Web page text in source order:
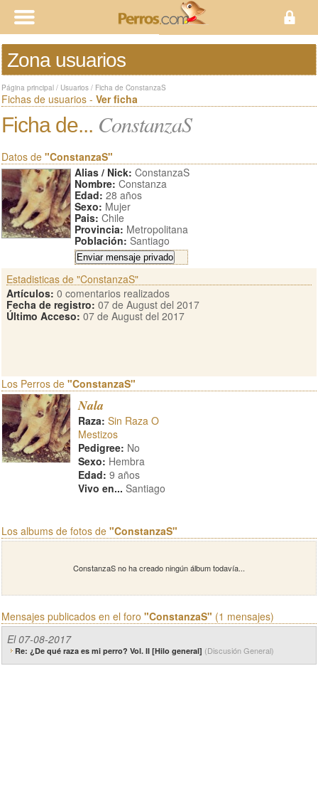
Zona usuarios
Página principal / Usuarios / Ficha de ConstanzaS
Fichas de usuarios - Ver ficha
Ficha de... ConstanzaS
Datos de "ConstanzaS"
Alias / Nick: ConstanzaS
Nombre: Constanza
Edad: 28 años
Sexo: Mujer
Pais: Chile
Provincia: Metropolitana
Población: Santiago
Estadisticas de "ConstanzaS"
Artículos: 0 comentarios realizados
Fecha de registro: 07 de August del 2017
Último Acceso: 07 de August del 2017
Los Perros de "ConstanzaS"
Nala
Raza: Sin Raza O
Mestizos
Pedigree: No
Sexo: Hembra
Edad: 9 años
Vivo en... Santiago
Los albums de fotos de "ConstanzaS"
ConstanzaS no ha creado ningún álbum todavía...
Mensajes publicados en el foro "ConstanzaS" (1 mensajes)
El 07-08-2017
Re: ¿De qué raza es mi perro? Vol. II [Hilo general] (Discusión General)